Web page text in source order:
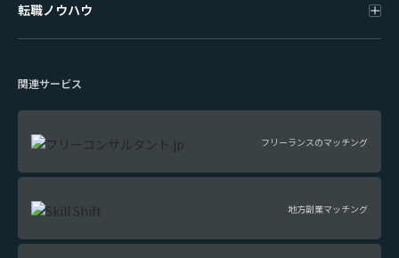
転職ノウハウ
関連サービス
フリーランスのマッチング
地方副業マッチング